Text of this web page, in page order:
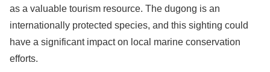
as a valuable tourism resource. The dugong is an
internationally protected species, and this sighting could
have a significant impact on local marine conservation
efforts.